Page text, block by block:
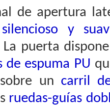
de apertura
y
La puerta
de espuma PU
un carril
ruedas-guías